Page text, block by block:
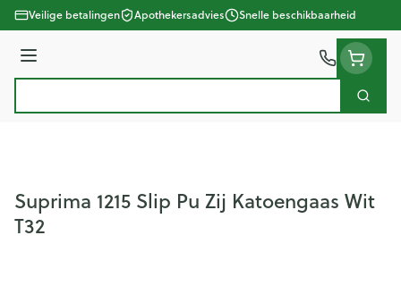
Ga naar de inhoud
Veilige betalingen Apothekersadvies Snelle beschikbaarheid
Menu
Zoek
Suprima 1215 Slip Pu Zij Katoengaas Wit
T32